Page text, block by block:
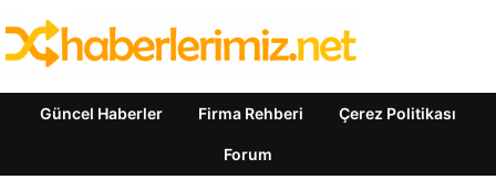
Güncel Haberler Firma Rehberi Çerez Politikası
Forum